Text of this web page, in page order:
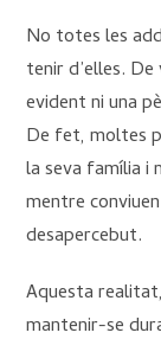
No totes les
tenir d’elles.
evident ni una
De fet, moltes
la seva família i
mentre
desapercebut.
Aquesta
mantenir-se